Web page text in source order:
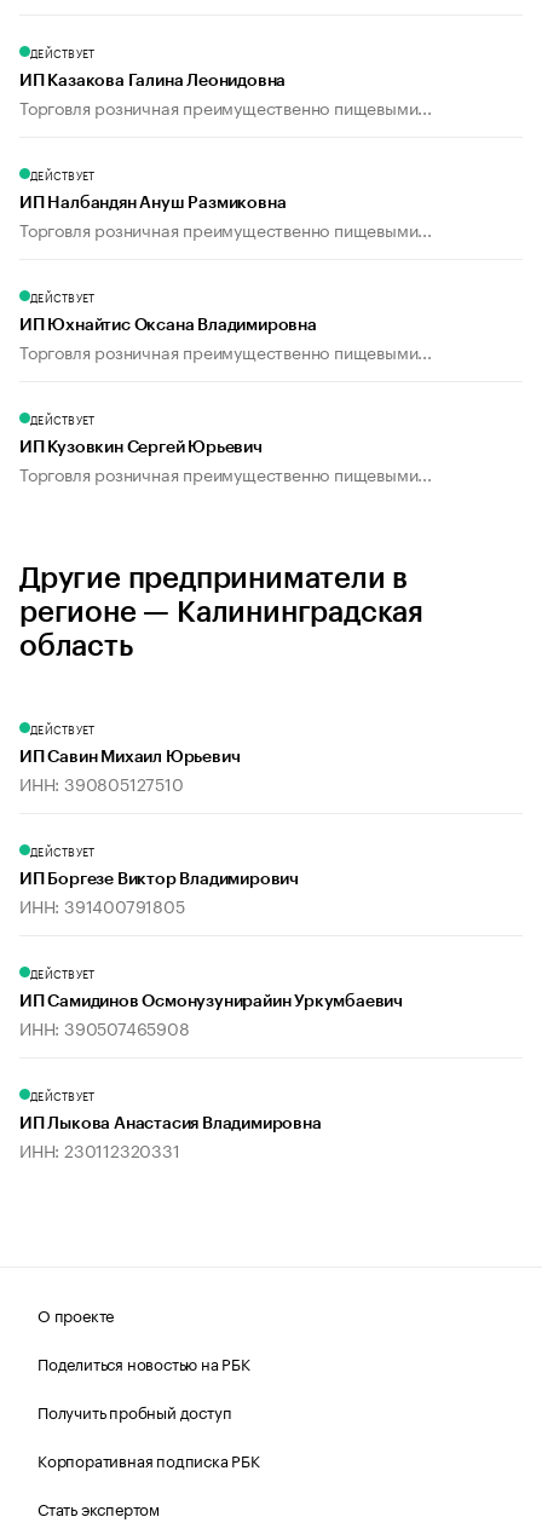
ДЕЙСТВУЕТ
ИП Казакова Галина Леонидовна
Торговля розничная преимущественно пищевыми...
ДЕЙСТВУЕТ
ИП Налбандян Ануш Размиковна
Торговля розничная преимущественно пищевыми...
ДЕЙСТВУЕТ
ИП Юхнайтис Оксана Владимировна
Торговля розничная преимущественно пищевыми...
ДЕЙСТВУЕТ
ИП Кузовкин Сергей Юрьевич
Торговля розничная преимущественно пищевыми...
Другие предприниматели в
регионе — Калининградская
область
ДЕЙСТВУЕТ
ИП Савин Михаил Юрьевич
ИНН: 390805127510
ДЕЙСТВУЕТ
ИП Боргезе Виктор Владимирович
ИНН: 391400791805
ДЕЙСТВУЕТ
ИП Самидинов Осмонузунирайин Уркумбаевич
ИНН: 390507465908
ДЕЙСТВУЕТ
ИП Лыкова Анастасия Владимировна
ИНН: 230112320331
О проекте
Поделиться новостью на РБК
Получить пробный доступ
Корпоративная подписка РБК
Стать экспертом